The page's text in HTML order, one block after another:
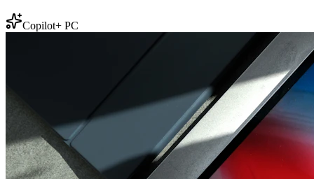
Copilot+ PC